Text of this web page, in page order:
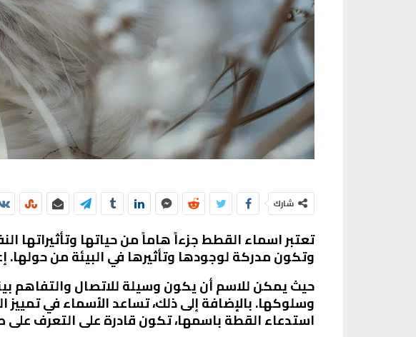
شارك
تعتبر اسماء القطط جزءاً هاماً من حياتها وتأثيراتها
وتكون مدركة لوجودها وتأثيرها في البيئة من حولها.
حيث يمكن للاسم أن يكون وسيلة للاتصال والتفاهم
وسلوكها. بالإضافة إلى ذلك، تساعد الأسماء في
استدعاء القطة باسمها، تكون قادرة على التعرف